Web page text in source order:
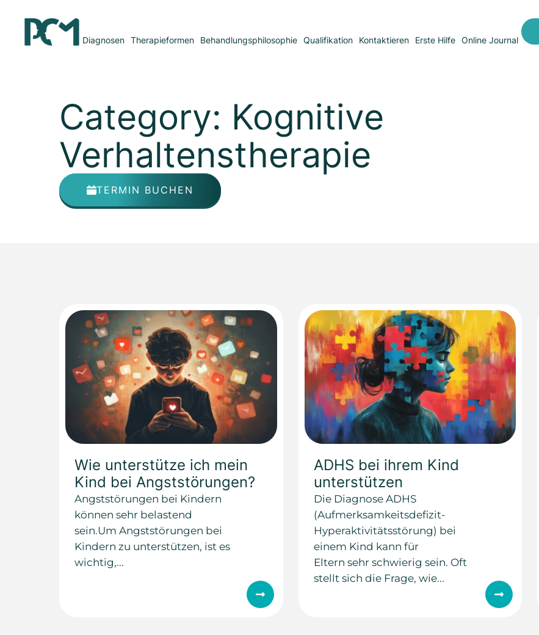
Diagnosen Therapieformen Behandlungsphilosophie Qualifikation Kontaktieren Erste Hilfe Online Journal
Category: Kognitive
Verhaltenstherapie
TERMIN BUCHEN
Wie unterstütze ich mein
Kind bei Angststörungen?
Angststörungen bei Kindern
können sehr belastend
sein.Um Angststörungen bei
Kindern zu unterstützen, ist es
wichtig,...
ADHS bei ihrem Kind
unterstützen
Die Diagnose ADHS
(Aufmerksamkeitsdefizit-
Hyperaktivitätsstörung) bei
einem Kind kann für
Eltern sehr schwierig sein. Oft
stellt sich die Frage, wie...